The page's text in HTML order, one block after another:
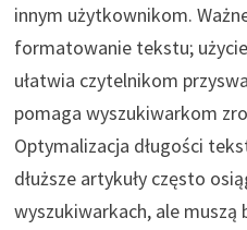
innym użytkownikom.
formatowanie tekstu;
ułatwia czytelnikom
pomaga wyszukiwarkom
Optymalizacja długości
dłuższe artykuły często
wyszukiwarkach, ale muszą